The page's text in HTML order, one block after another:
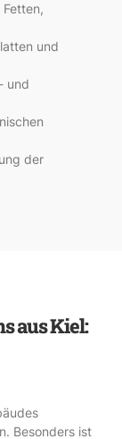
und
und
der
aus Kiel:
Besonders ist